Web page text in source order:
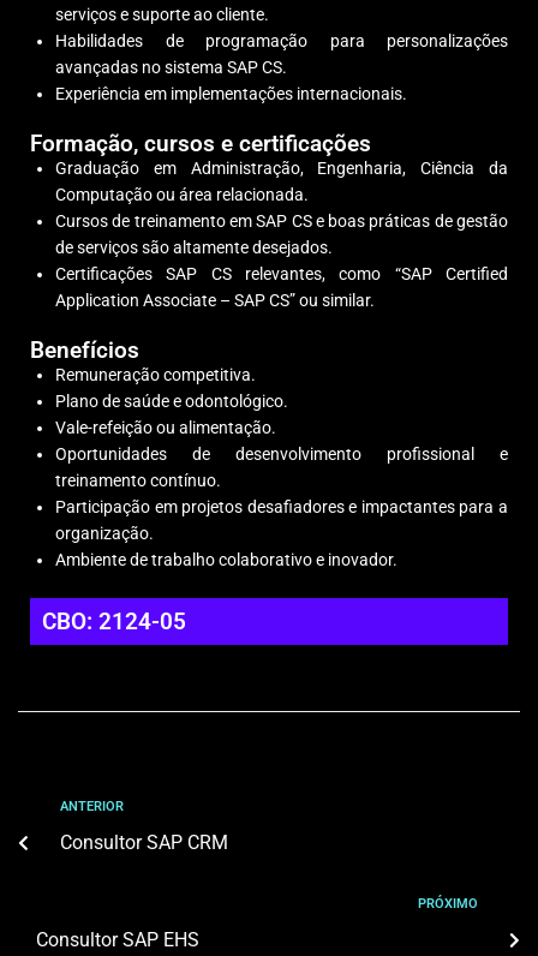
serviços e suporte ao cliente.
Habilidades de programação para personalizações
avançadas no sistema SAP CS.
Experiência em implementações internacionais.
Formação, cursos e certificações
Graduação em Administração, Engenharia, Ciência da
Computação ou área relacionada.
Cursos de treinamento em SAP CS e boas práticas de gestão
de serviços são altamente desejados.
Certificações SAP CS relevantes, como “SAP Certified
Application Associate – SAP CS” ou similar.
Benefícios
Remuneração competitiva.
Plano de saúde e odontológico.
Vale-refeição ou alimentação.
Oportunidades de desenvolvimento profissional e
treinamento contínuo.
Participação em projetos desafiadores e impactantes para a
organização.
Ambiente de trabalho colaborativo e inovador.
CBO: 2124-05
ANTERIOR
Consultor SAP CRM
PRÓXIMO
Consultor SAP EHS